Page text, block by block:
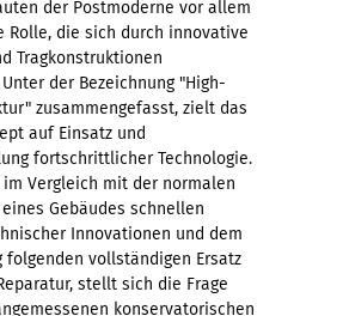
der Postmoderne vor allem
Rolle, die sich durch innovative
Tragkonstruktionen
der Bezeichnung "High-
zusammengefasst, zielt das
auf Einsatz und
fortschrittlicher Technologie.
im Vergleich mit der normalen
Gebäudes schnellen
Innovationen und dem
folgenden vollständigen Ersatz
stellt sich die Frage
konservatorischen